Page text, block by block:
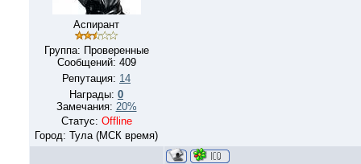
Аспирант
Группа: Проверенные
Сообщений: 409
Репутация: 14
Награды: 0
Замечания: 20%
Статус: Offline
Город: Тула (МСК время)